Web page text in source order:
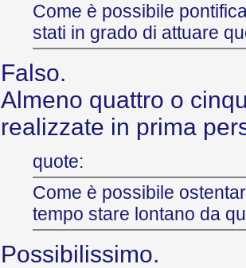
Come è possibile
stati in grado di attuare
Falso.
Almeno quattro o
realizzate in prima
quote:
Come è possibile
tempo stare lontano da
Possibilissimo.